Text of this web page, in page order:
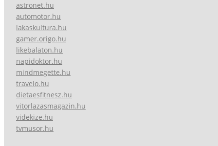
astronet.hu
automotor.hu
lakaskultura.hu
gamer.origo.hu
likebalaton.hu
napidoktor.hu
mindmegette.hu
travelo.hu
dietaesfitnesz.hu
vitorlazasmagazin.hu
videkize.hu
tvmusor.hu